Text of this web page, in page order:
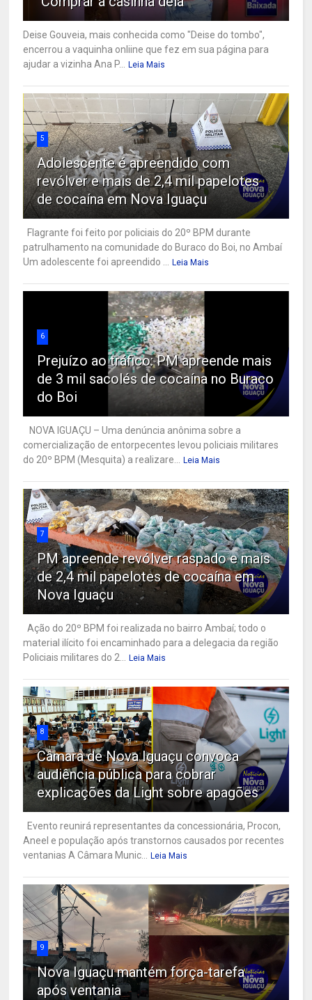
Deise Gouveia, mais conhecida como "Deise do tombo",
encerrou a vaquinha onliine que fez em sua página para
ajudar a vizinha Ana P... Leia Mais
5
Adolescente é apreendido com
revólver e mais de 2,4 mil papelotes
de cocaína em Nova Iguaçu
Flagrante foi feito por policiais do 20º BPM durante
patrulhamento na comunidade do Buraco do Boi, no Ambaí
Um adolescente foi apreendido ... Leia Mais
6
Prejuízo ao tráfico: PM apreende mais
de 3 mil sacolés de cocaína no Buraco
do Boi
NOVA IGUAÇU – Uma denúncia anônima sobre a
comercialização de entorpecentes levou policiais militares
do 20º BPM (Mesquita) a realizare... Leia Mais
7
PM apreende revólver raspado e mais
de 2,4 mil papelotes de cocaína em
Nova Iguaçu
Ação do 20º BPM foi realizada no bairro Ambaí; todo o
material ilícito foi encaminhado para a delegacia da região
Policiais militares do 2... Leia Mais
8
Câmara de Nova Iguaçu convoca
audiência pública para cobrar
explicações da Light sobre apagões
Evento reunirá representantes da concessionária, Procon,
Aneel e população após transtornos causados por recentes
ventanias A Câmara Munic... Leia Mais
9
Nova Iguaçu mantém força-tarefa
após ventania